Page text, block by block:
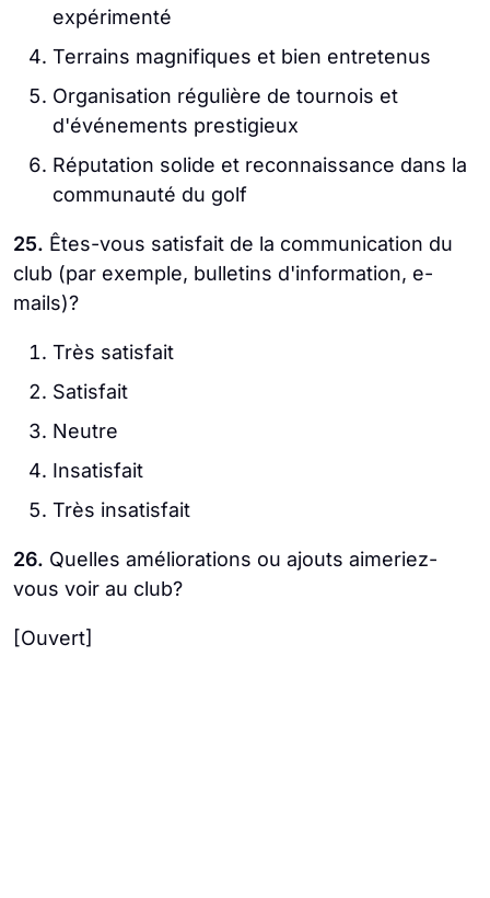
expérimenté
Terrains magnifiques et bien entretenus
Organisation régulière de tournois et
d'événements prestigieux
Réputation solide et reconnaissance dans la
communauté du golf
25. Êtes-vous satisfait de la communication du
club (par exemple, bulletins d'information, e-
mails)?
Très satisfait
Satisfait
Neutre
Insatisfait
Très insatisfait
26. Quelles améliorations ou ajouts aimeriez-
vous voir au club?
[Ouvert]